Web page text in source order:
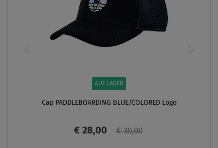
AUF LAGER
Cap PADDLEBOARDING BLUE/COLORED Logo
€ 28,00 € 30,00